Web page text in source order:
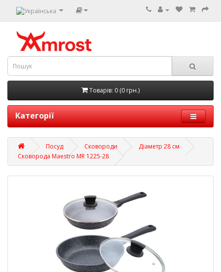
Товарів: 0 (0 грн.)
Категорії
Посуд Сковороди
Діаметр 28 см
Сковорода Maestro MR 1225-28